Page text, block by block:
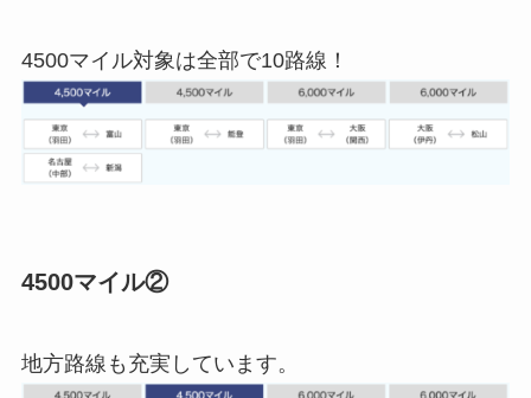
4500マイル対象は全部で10路線！
4500マイル②
地方路線も充実しています。